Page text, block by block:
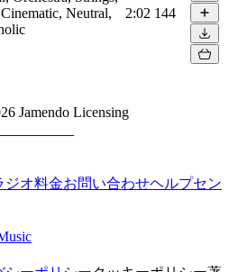
Neutral,
2:02 144
Jamendo Licensing
ジオ料金お問い合わせヘルプセン